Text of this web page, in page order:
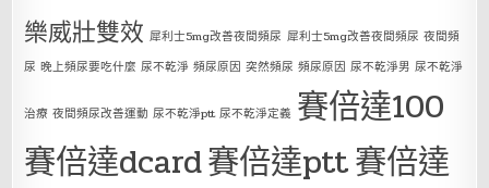
樂威壯雙效 犀利士5mg改善夜間頻尿 犀利士5mg改善夜間頻尿 夜間頻
尿 晚上頻尿要吃什麼 尿不乾淨 頻尿原因 突然頻尿 頻尿原因 尿不乾淨男 尿不乾淨
治療 夜間頻尿改善運動 尿不乾淨ptt 尿不乾淨定義 賽倍達100
賽倍達dcard賽倍達ptt賽倍達